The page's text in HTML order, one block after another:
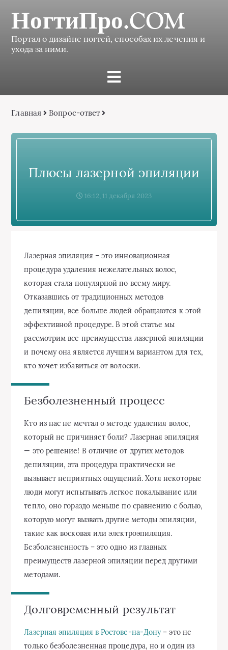
НогтиПро.COM
Портал о дизайне ногтей, способах их лечения и
ухода за ними.
Главная Вопрос-ответ
Плюсы лазерной эпиляции
16:12, 11 декабря 2023
Лазерная эпиляция – это инновационная
процедура удаления нежелательных волос,
которая стала популярной по всему миру.
Отказавшись от традиционных методов
депиляции, все больше людей обращаются к этой
эффективной процедуре. В этой статье мы
рассмотрим все преимущества лазерной эпиляции
и почему она является лучшим вариантом для тех,
кто хочет избавиться от волоски.
Безболезненный процесс
Кто из нас не мечтал о методе удаления волос,
который не причиняет боли? Лазерная эпиляция
— это решение! В отличие от других методов
депиляции, эта процедура практически не
вызывает неприятных ощущений. Хотя некоторые
люди могут испытывать легкое покалывание или
тепло, оно гораздо меньше по сравнению с болью,
которую могут вызвать другие методы эпиляции,
такие как восковая или электроэпиляция.
Безболезненность – это одно из главных
преимуществ лазерной эпиляции перед другими
методами.
Долговременный результат
Лазерная эпиляция в Ростове-на-Дону– это не
только безболезненная процедура, но и один из